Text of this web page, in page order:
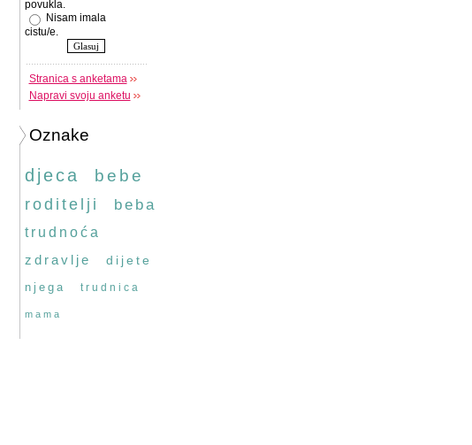
povukla.
Nisam imala
cistu/e.
Stranica s anketama
Napravi svoju anketu
Oznake
djeca bebe
roditelji beba
trudnoća
zdravlje
dijete
njega trudnica
mama